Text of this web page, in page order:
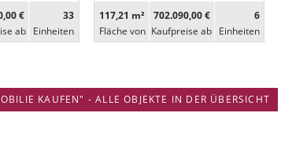
€
ab
33
Ein­heiten
117,21 m²
Fläche von
702.090,00 €
Kaufpreise ab
6
Ein­heiten
KAUFEN" - ALLE OBJEKTE IN DER ÜBERSICHT